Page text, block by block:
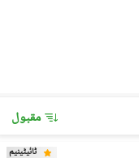
مقبول
ٹائیٹینیم